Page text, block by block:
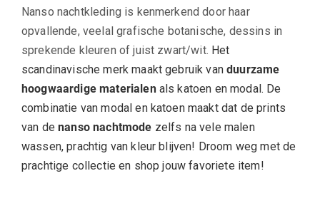
Nanso nachtkleding is kenmerkend door haar
opvallende, veelal grafische botanische, dessins in
sprekende kleuren of juist zwart/wit. Het
scandinavische merk maakt gebruik vanduurzame
hoogwaardige materialenals katoen en modal. De
combinatie van modal en katoen maakt dat de prints
van denanso nachtmode zelfs na vele malen
wassen, prachtig van kleur blijven! Droom weg met de
prachtige collectie en shop jouw favoriete item!